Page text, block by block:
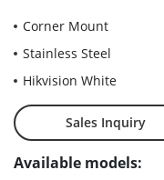
Corner Mount
Stainless Steel
Hikvision White
Sales Inquiry
Available models: